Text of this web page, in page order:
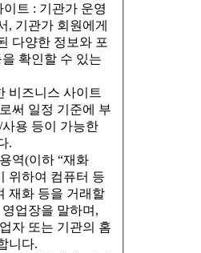
트 : 기관가 운영
, 기관가 회원에게
다양한 정보와 포
확인할 수 있는
비즈니스 사이트
써 일정 기준에 부
용 등이 가능한
.
역(이하 “재화
위하여 컴퓨터 등
재화 등을 거래할
업장을 말하며,
자 또는 기관의 홈
니다.